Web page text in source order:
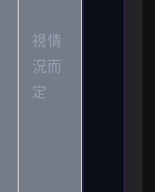
視情
況而
定